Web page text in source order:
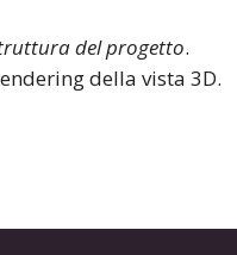
del progetto.
della vista 3D.